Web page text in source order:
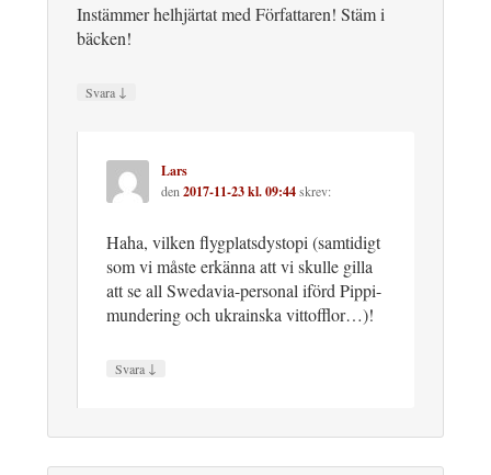
Instämmer helhjärtat med Författaren! Stäm i
bäcken!
Svara ↓
Lars
den 2017-11-23 kl. 09:44skrev:
Haha, vilken flygplatsdystopi (samtidigt
som vi måste erkänna att vi skulle gilla
att se all Swedavia-personal iförd Pippi-
mundering och ukrainska vittofflor…)!
Svara ↓